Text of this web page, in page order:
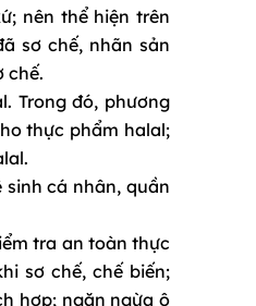
nên thể hiện trên
sơ chế, nhãn sản
chế.
Trong đó, phương
thực phẩm halal;
cá nhân, quần
tra an toàn thực
sơ chế, chế biến;
hợp; ngăn ngừa ô